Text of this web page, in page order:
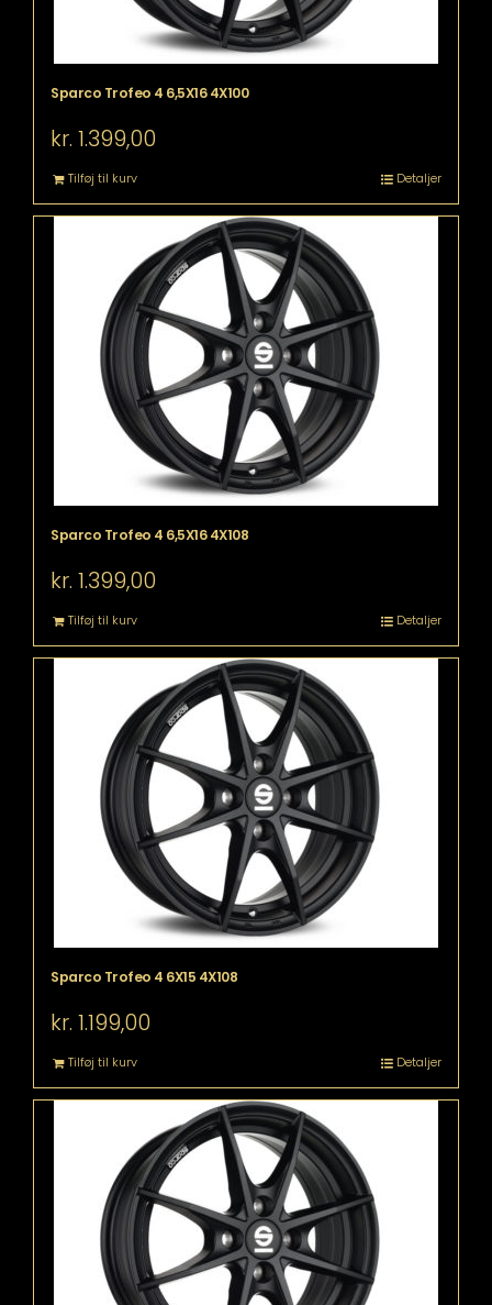
Sparco Trofeo 4 6,5X16 4X100
kr. 1.399,00
Tilføj til kurv Detaljer
Sparco Trofeo 4 6,5X16 4X108
kr. 1.399,00
Tilføj til kurv Detaljer
Sparco Trofeo 4 6X15 4X108
kr. 1.199,00
Tilføj til kurv Detaljer